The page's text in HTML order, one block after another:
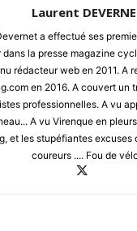
Laurent
a effectué ses
dans la presse magazine
rédacteur web en 2011. A
en 2016. A couvert un
professionnelles. A vu
A vu Virenque en
et les stupéfiantes excuses
coureurs .... Fou de